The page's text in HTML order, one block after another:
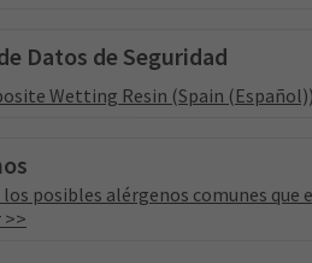
Datos de Seguridad
Wetting Resin (Spain (Español))
posibles alérgenos comunes que